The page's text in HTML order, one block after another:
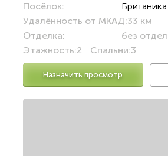
Посёлок:
Британика
Удалённость от МКАД:33 км
Отделка:
без
Этажность:2 Спальни:3
Назначить просмотр